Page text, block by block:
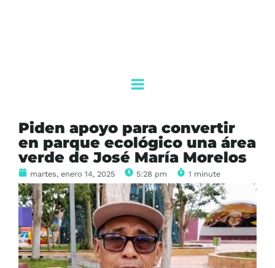
Piden apoyo para convertir
en parque ecológico una área
verde de José María Morelos
martes, enero 14, 2025 5:28 pm 1 minute